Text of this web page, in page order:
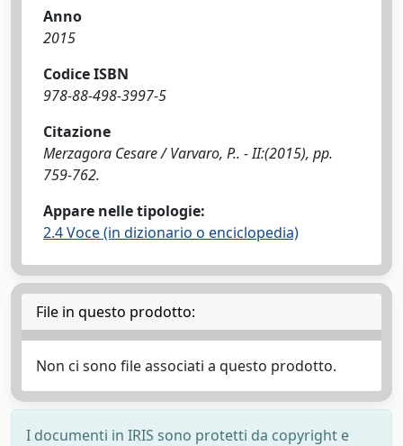
Anno
2015
Codice ISBN
978-88-498-3997-5
Citazione
Merzagora Cesare / Varvaro, P.. - II:(2015), pp.
759-762.
Appare nelle tipologie:
2.4 Voce (in dizionario o enciclopedia)
File in questo prodotto:
Non ci sono file associati a questo prodotto.
I documenti in IRIS sono protetti da copyright e